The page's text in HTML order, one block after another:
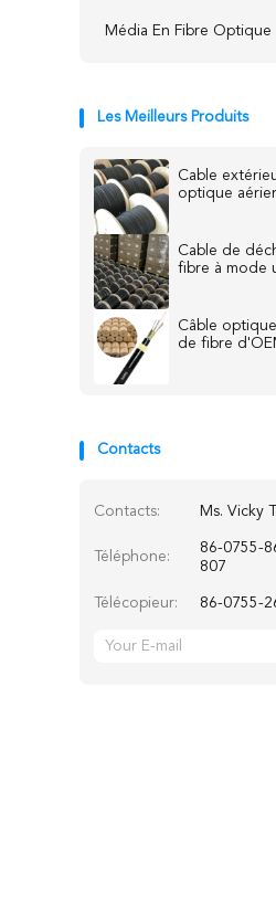
Média En Fibre Optique
Les Meilleurs Produits
Cable
optique
Cable de
fibre à mode
Câble
de fibre
Contacts
Contacts: Ms. Vicky
Téléphone:
86-0755-
807
Télécopieur: 86-0755-